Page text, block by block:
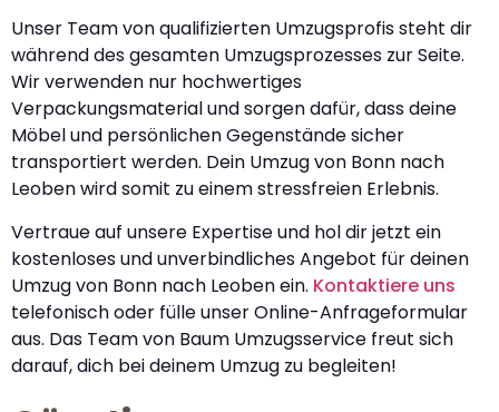
Unser Team von qualifizierten Umzugsprofis steht dir
während des gesamten Umzugsprozesses zur Seite.
Wir verwenden nur hochwertiges
Verpackungsmaterial und sorgen dafür, dass deine
Möbel und persönlichen Gegenstände sicher
transportiert werden. Dein Umzug von Bonn nach
Leoben wird somit zu einem stressfreien Erlebnis.
Vertraue auf unsere Expertise und hol dir jetzt ein
kostenloses und unverbindliches Angebot für deinen
Umzug von Bonn nach Leoben ein. Kontaktiere uns
telefonisch oder fülle unser Online-Anfrageformular
aus. Das Team von Baum Umzugsservice freut sich
darauf, dich bei deinem Umzug zu begleiten!